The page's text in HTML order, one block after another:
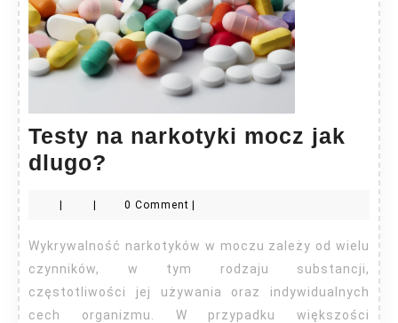
Testy na narkotyki mocz jak
dlugo?
narkotyki
mocz
jak
dlugo?
| | 0 Comment |
Wykrywalność narkotyków w moczu zależy od wielu
czynników, w tym rodzaju substancji,
częstotliwości jej używania oraz indywidualnych
cech organizmu. W przypadku większości